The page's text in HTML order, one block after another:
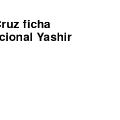
ficha
Yashir